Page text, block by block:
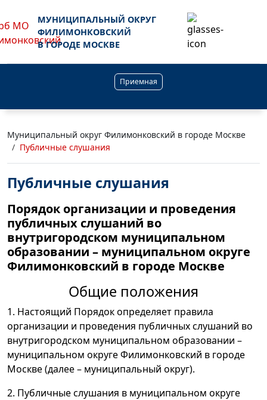
МУНИЦИПАЛЬНЫЙ ОКРУГ
ФИЛИМОНКОВСКИЙ
В ГОРОДЕ МОСКВЕ
Приемная
Муниципальный округ Филимонковский в городе Москве
Публичные слушания
Публичные слушания
Порядок организации и проведения
публичных слушаний во
внутригородском муниципальном
образовании – муниципальном округе
Филимонковский в городе Москве
Общие положения
1. Настоящий Порядок определяет правила
организации и проведения публичных слушаний во
внутригородском муниципальном образовании –
муниципальном округе Филимонковский в городе
Москве (далее – муниципальный округ).
2. Публичные слушания в муниципальном округе